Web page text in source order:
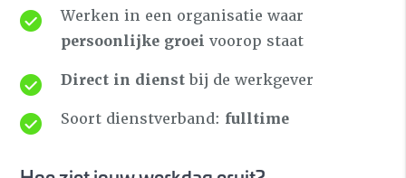
Werken in een organisatie waar
persoonlijke groei voorop staat
Direct in dienstbij de werkgever
Soort dienstverband: fulltime